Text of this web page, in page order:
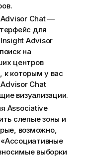
Chat—
для
Insight Advisor
на
центров
к которым у вас
Chat
визуализации.
Associative
слепые зоны и
возможно,
выборки